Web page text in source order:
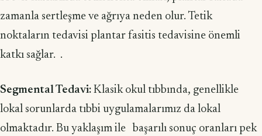
zamanla sertleşme ve ağrıya neden olur. Tetik
noktaların tedavisi plantar fasitis tedavisine önemli
katkı sağlar. .
Segmental Tedavi: Klasik okul tıbbında, genellikle
lokal sorunlarda tıbbi uygulamalarımız da lokal
olmaktadır. Bu yaklaşım ile başarılı sonuç oranları pek